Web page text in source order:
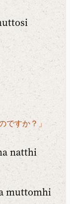
ですか？」
natthi
muttomhi